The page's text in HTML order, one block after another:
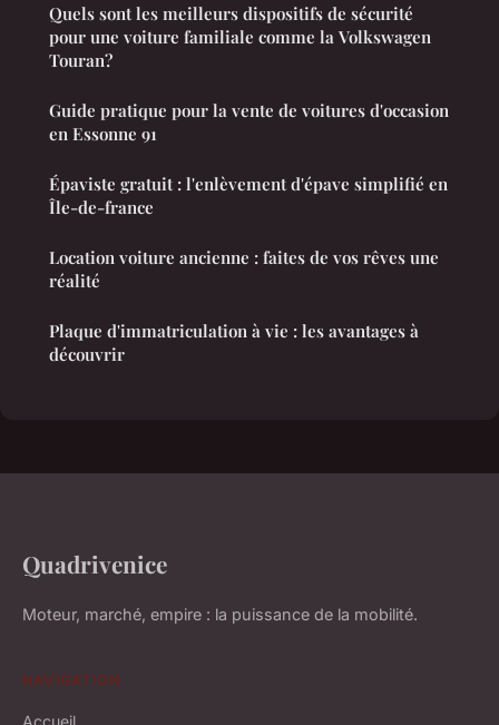
Quels sont les meilleurs dispositifs de sécurité
pour une voiture familiale comme la Volkswagen
Touran?
Guide pratique pour la vente de voitures d'occasion
en Essonne 91
Épaviste gratuit : l'enlèvement d'épave simplifié en
Île-de-france
Location voiture ancienne : faites de vos rêves une
réalité
Plaque d'immatriculation à vie : les avantages à
découvrir
Quadrivenice
Moteur, marché, empire : la puissance de la mobilité.
NAVIGATION
Accueil